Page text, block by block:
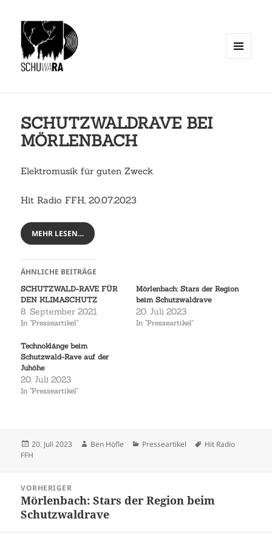
SCHUTZWALDRAVE BEI
MÖRLENBACH
Elektromusik für guten Zweck
Hit Radio FFH, 20.07.2023
MEHR LESEN…
ÄHNLICHE BEITRÄGE
SCHUTZWALD-RAVE FÜR
DEN KLIMASCHUTZ
8. September 2021
In "Presseartikel"
Mörlenbach: Stars der Region
beim Schutzwaldrave
20. Juli 2023
In "Presseartikel"
Technoklänge beim
Schutzwald-Rave auf der
Juhöhe
20. Juli 2023
In "Presseartikel"
Veröffentlicht
am
20. Juli 2023 Autor
Ben Höfle Kategorien
Presseartikel Schlagwörter
Hit Radio
FFH
VORHERIGER
Vorheriger
Beitrag:
Mörlenbach: Stars der Region beim
Schutzwaldrave